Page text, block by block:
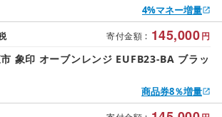
4%マネー増量
寄付金額 : 145,000円
象印 オーブンレンジ EUFB23-BA ブラッ
商品券8％増量